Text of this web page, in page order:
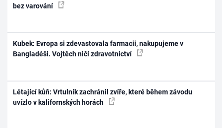
bez varování
Kubek: Evropa si zdevastovala farmacii, nakupujeme v
Bangladéši. Vojtěch ničí zdravotnictví
Létající kůň: Vrtulník zachránil zvíře, které během závodu
uvízlo v kalifornských horách